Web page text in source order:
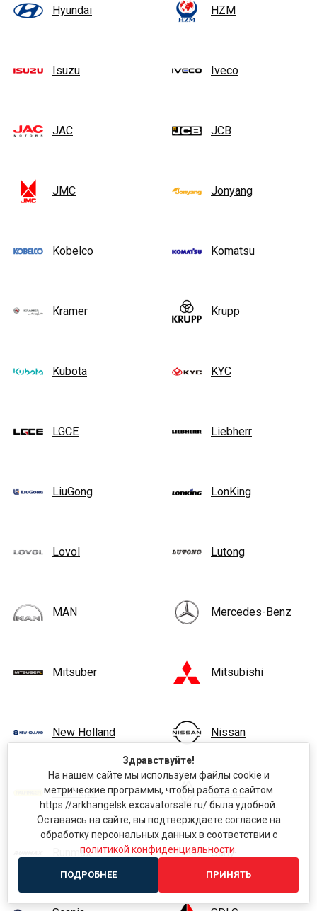
Hyundai HZM
Isuzu Iveco
JAC JCB
JMC Jonyang
Kobelco Komatsu
Kramer Krupp
Kubota KYC
LGCE Liebherr
LiuGong LonKing
Lovol Lutong
MAN Mercedes-Benz
Mitsuber Mitsubishi
New Holland Nissan
Palfinger Renault
Runmax Sany
Здравствуйте!
На нашем сайте мы используем файлы cookie и
метрические программы, чтобы работа с сайтом
https://arkhangelsk.excavatorsale.ru/ была удобной.
Оставаясь на сайте, вы подтверждаете согласие на
обработку персональных данных в соответствии с
политикой конфиденциальности
ПОДРОБНЕЕ ПРИНЯТЬ